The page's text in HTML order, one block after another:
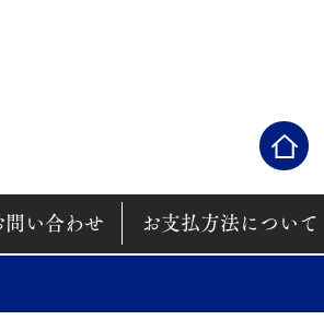
問い合わせ お支払方法について